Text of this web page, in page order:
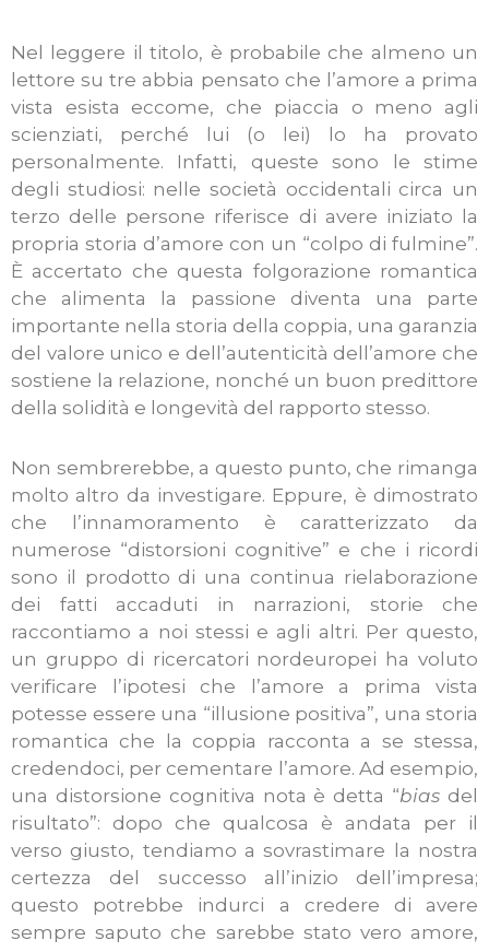
Nel leggere il titolo, è probabile che almeno un
lettore su tre abbia pensato che l’amore a prima
vista esista eccome, che piaccia o meno agli
scienziati, perché lui (o lei) lo ha provato
personalmente. Infatti, queste sono le stime
degli studiosi: nelle società occidentali circa un
terzo delle persone riferisce di avere iniziato la
propria storia d’amore con un “colpo di fulmine”.
È accertato che questa folgorazione romantica
che alimenta la passione diventa una parte
importante nella storia della coppia, una garanzia
del valore unico e dell’autenticità dell’amore che
sostiene la relazione, nonché un buon predittore
della solidità e longevità del rapporto stesso.
Non sembrerebbe, a questo punto, che rimanga
molto altro da investigare. Eppure, è dimostrato
che l’innamoramento è caratterizzato da
numerose “distorsioni cognitive” e che i ricordi
sono il prodotto di una continua rielaborazione
dei fatti accaduti in narrazioni, storie che
raccontiamo a noi stessi e agli altri. Per questo,
un gruppo di ricercatori nordeuropei ha voluto
verificare l’ipotesi che l’amore a prima vista
potesse essere una “illusione positiva”, una storia
romantica che la coppia racconta a se stessa,
credendoci, per cementare l’amore. Ad esempio,
una distorsione cognitiva nota è detta “bias del
risultato”: dopo che qualcosa è andata per il
verso giusto, tendiamo a sovrastimare la nostra
certezza del successo all’inizio dell’impresa;
questo potrebbe indurci a credere di avere
sempre saputo che sarebbe stato vero amore,